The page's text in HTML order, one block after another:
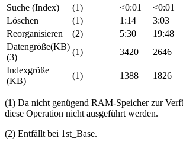
Suche (Index)
(1) <0:01 <0:01
Löschen
(1) 1:14 3:03
Reorganisieren
(2) 5:30 19:48
Datengröße(KB)
(3)
(1) 3420 2646
Indexgröße
(KB)
(1) 1388 1826
(1) Da nicht genügend RAM-Speicher zur
diese Operation nicht ausgeführt werden.
(2) Entfällt bei 1st_Base.